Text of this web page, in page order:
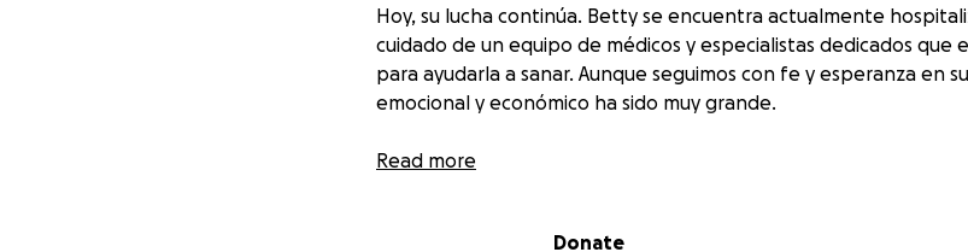
Hoy, su lucha continúa. Betty se encuentra actualmente
cuidado de un equipo de médicos y especialistas dedicados
para ayudarla a sanar. Aunque seguimos con fe y esperanza en
emocional y económico ha sido muy grande.
Creamos esta campaña en GoFundMe para ayudar a cubrir los
Read more
Donate